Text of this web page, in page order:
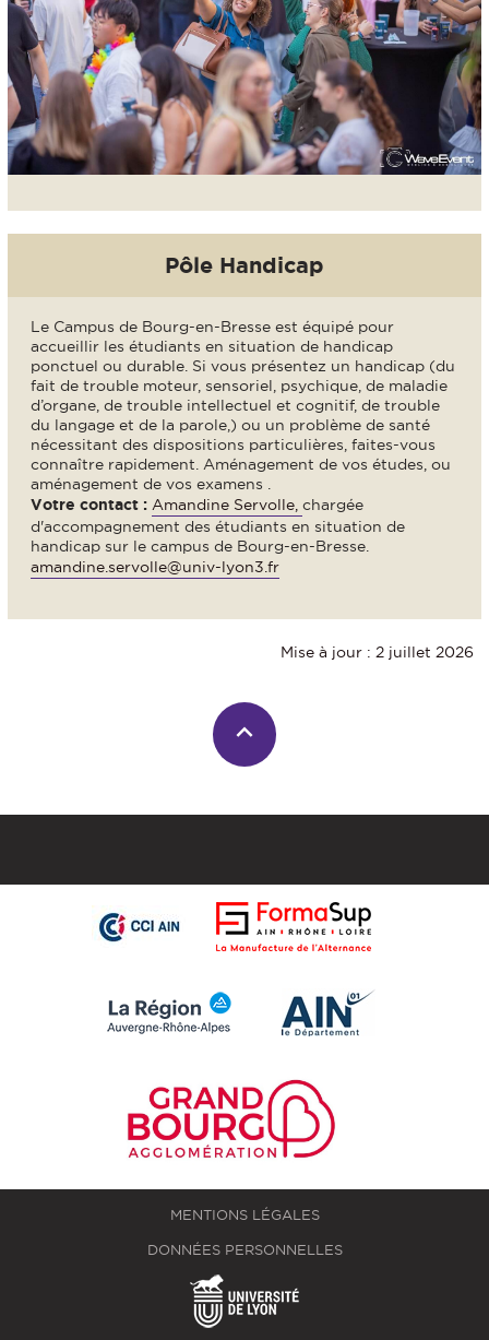
Pôle Handicap
Le Campus de Bourg-en-Bresse est équipé pour
accueillir les étudiants en situation de handicap
ponctuel ou durable. Si vous présentez un handicap (du
fait de trouble moteur, sensoriel, psychique, de maladie
d’organe, de trouble intellectuel et cognitif, de trouble
du langage et de la parole,) ou un problème de santé
nécessitant des dispositions particulières, faites-vous
connaître rapidement. Aménagement de vos études, ou
aménagement de vos examens .
Votre contact : Amandine Servolle, chargée
d'accompagnement des étudiants en situation de
handicap sur le campus de Bourg-en-Bresse.
amandine.servolle@univ-lyon3.fr
Mise à jour : 2 juillet 2026
MENTIONS LÉGALES
DONNÉES PERSONNELLES